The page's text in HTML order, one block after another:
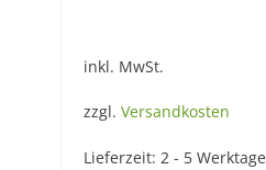
inkl. MwSt.
zzgl. Versandkosten
Lieferzeit: 2 - 5 Werktage